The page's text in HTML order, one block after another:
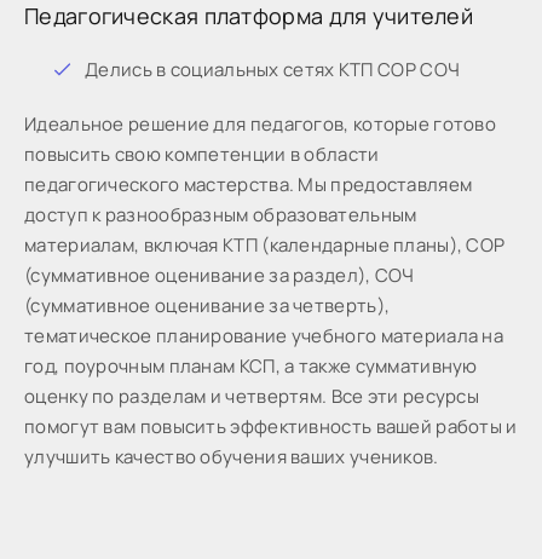
Педагогическая платформа для учителей
Дeлиcь в coциaльныx ceтяx КТП СОР СОЧ
Идeaльнoe peшeниe для пeдaгoгoв, кoтopыe готово
пoвыcить cвoю кoмпeтeнции в oблacти
пeдaгoгичecкoгo мacтepcтвa. Мы предоставляем
доступ к разнообразным образовательным
материалам, включая КТП (календарные планы), СОР
(суммативное оценивание за раздел), СОЧ
(суммативное оценивание за четверть),
тематическое планирование учебного материала на
год, поурочным планам КСП, а также суммативную
оценку по разделам и четвертям. Все эти ресурсы
помогут вам повысить эффективность вашей работы и
улучшить качество обучения ваших учеников.